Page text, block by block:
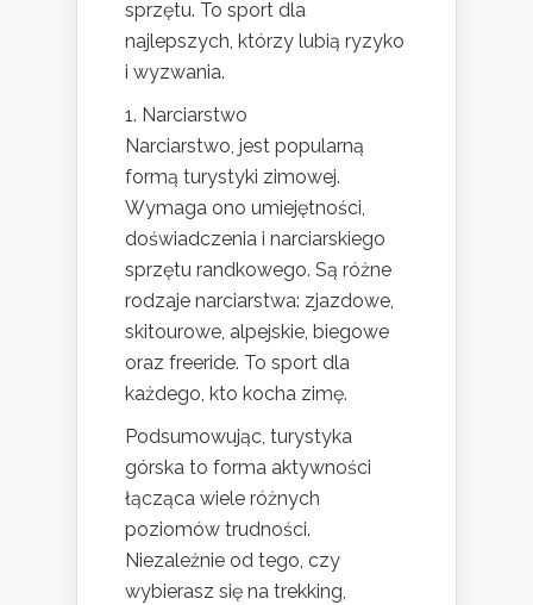
sprzętu. To sport dla
najlepszych, którzy lubią ryzyko
i wyzwania.
1. Narciarstwo
Narciarstwo, jest popularną
formą turystyki zimowej.
Wymaga ono umiejętności,
doświadczenia i narciarskiego
sprzętu randkowego. Są różne
rodzaje narciarstwa: zjazdowe,
skitourowe, alpejskie, biegowe
oraz freeride. To sport dla
każdego, kto kocha zimę.
Podsumowując, turystyka
górska to forma aktywności
łącząca wiele różnych
poziomów trudności.
Niezależnie od tego, czy
wybierasz się na trekking,